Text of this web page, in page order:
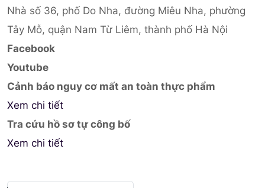
Nhà số 36, phố Do Nha, đường Miêu Nha, phường
Tây Mỗ, quận Nam Từ Liêm, thành phố Hà Nội
Facebook
Youtube
Cảnh báo nguy cơ mất an toàn thực phẩm
Xem chi tiết
Tra cứu hồ sơ tự công bố
Xem chi tiết